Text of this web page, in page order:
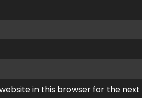
in this browser for the